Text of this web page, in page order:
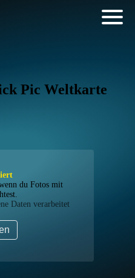
Pic Weltkarte
du Fotos mit
Daten verarbeitet